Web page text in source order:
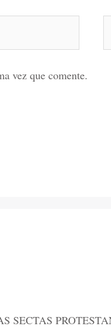
vez que comente.
SECTAS